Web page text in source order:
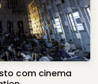
com cinema